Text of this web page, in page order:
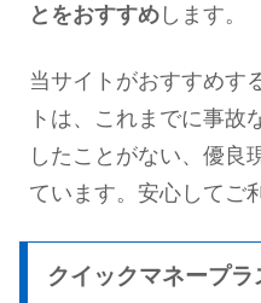
とをおすすめ します。
当サイトがおすすめす
トは、これまでに事故
したことがない、優良
ています。安心してご
クイックマネープラ